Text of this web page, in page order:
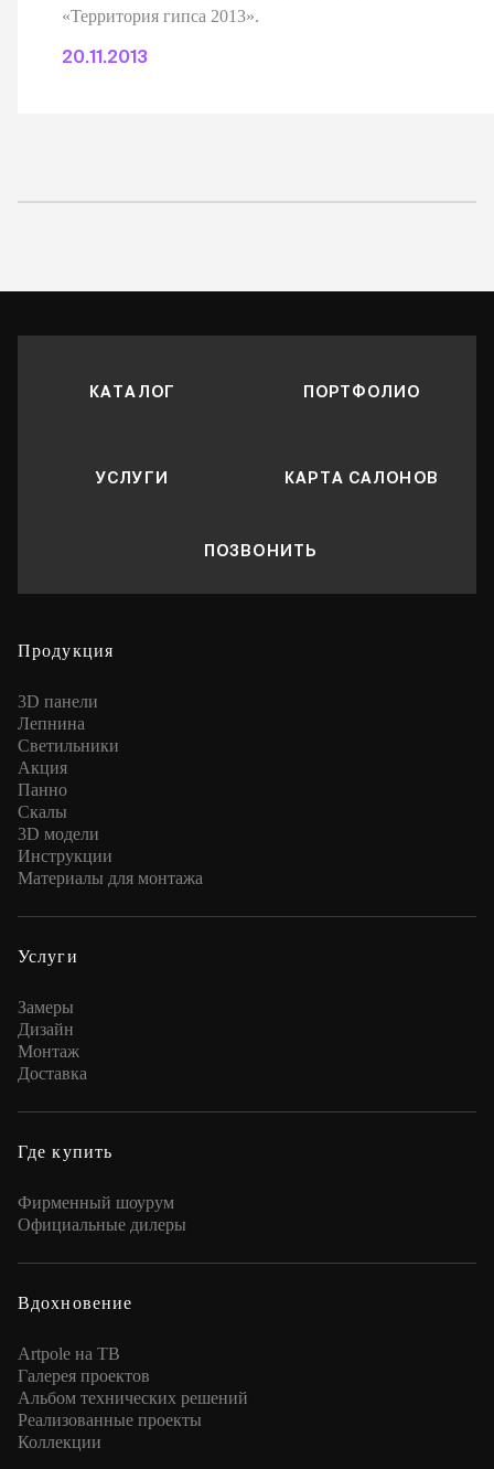
«Территория гипса 2013».
20.11.2013
КАТАЛОГ ПОРТФОЛИО
УСЛУГИ КАРТА САЛОНОВ
ПОЗВОНИТЬ
Продукция
3D панели
Лепнина
Cветильники
Акция
Панно
Скалы
3D модели
Инструкции
Материалы для монтажа
Услуги
Замеры
Дизайн
Монтаж
Доставка
Где купить
Фирменный шоурум
Официальные дилеры
Вдохновение
Artpole на ТВ
Галерея проектов
Альбом технических решений
Реализованные проекты
Коллекции